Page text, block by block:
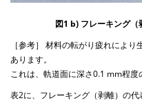
図1 b) フレーキング（
［参考］ 材料の転がり疲れによ
あります。
これは、軌道面に深さ0.1 mm程度
表2に、フレーキング（剥離）の代